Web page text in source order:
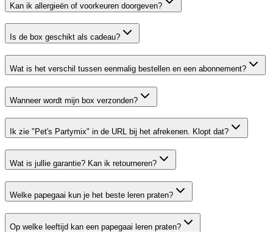
Kan ik allergieën of voorkeuren doorgeven?
Is de box geschikt als cadeau?
Wat is het verschil tussen eenmalig bestellen en een abonnement?
Wanneer wordt mijn box verzonden?
Ik zie "Pet's Partymix" in de URL bij het afrekenen. Klopt dat?
Wat is jullie garantie? Kan ik retourneren?
Welke papegaai kun je het beste leren praten?
Op welke leeftijd kan een papegaai leren praten?